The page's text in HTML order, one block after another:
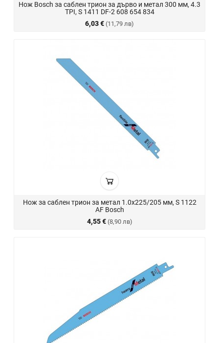
Нож Bosch за саблен трион за дърво и метал 300 мм, 4.3
TPI, S 1411 DF-2 608 654 834
6,03 € (11,79 лв)
Нож за саблен трион за метал 1.0х225/205 мм, S 1122
AF Bosch
4,55 € (8,90 лв)